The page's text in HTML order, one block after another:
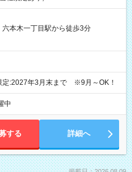
六本木一丁目駅から徒歩3分
:2027年3月末まで ※9月～OK！
中
する 詳細へ